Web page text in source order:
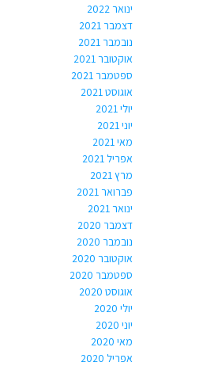
ינואר 2022
דצמבר 2021
נובמבר 2021
אוקטובר 2021
ספטמבר 2021
אוגוסט 2021
יולי 2021
יוני 2021
מאי 2021
אפריל 2021
מרץ 2021
פברואר 2021
ינואר 2021
דצמבר 2020
נובמבר 2020
אוקטובר 2020
ספטמבר 2020
אוגוסט 2020
יולי 2020
יוני 2020
מאי 2020
אפריל 2020